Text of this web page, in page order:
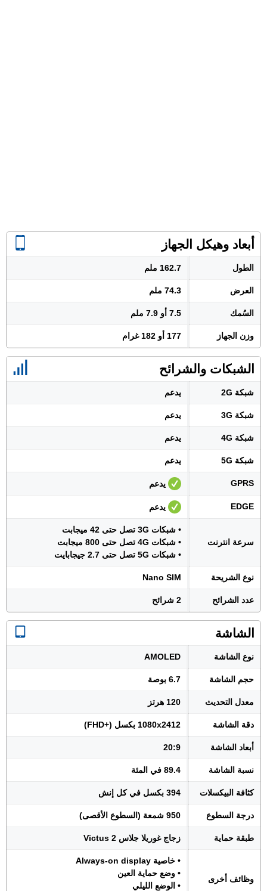
أبعاد وهيكل الجهاز
الطول 162.7 ملم
العرض 74.3 ملم
السُمك 7.5 أو 7.9 ملم
وزن الجهاز 177 أو 182 غرام
الشبكات والشرائح
شبكة 2G يدعم
شبكة 3G يدعم
شبكة 4G يدعم
شبكة 5G يدعم
GPRS يدعم
EDGE يدعم
سرعة انترنت
• شبكات 3G تصل حتى 42 ميجابت
• شبكات 4G تصل حتى 800 ميجابت
• شبكات 5G تصل حتى 2.7 جيجابايت
نوع الشريحة Nano SIM
عدد الشرائح 2 شرائح
الشاشة
نوع الشاشة AMOLED
حجم الشاشة 6.7 بوصة
معدل التحديث 120 هرتز
دقة الشاشة 1080x2412 بكسل (+FHD)
أبعاد الشاشة 20:9
نسبة الشاشة 89.4 في المئة
كثافة البيكسلات 394 بكسل في كل إنش
درجة السطوع 950 شمعة (السطوع الأقصى)
طبقة حماية زجاج غوريلا جلاس Victus 2
وظائف أخرى
• خاصية Always-on display
• وضع حماية العين
• الوضع الليلي